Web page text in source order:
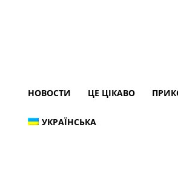
НОВОСТИ ЦЕ ЦІКАВО
УКРАЇНСЬКА